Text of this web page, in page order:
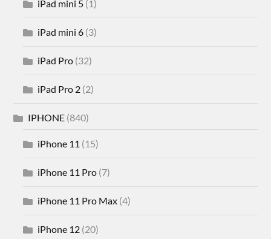
iPad mini 5 (1)
iPad mini 6 (3)
iPad Pro (32)
iPad Pro 2 (2)
IPHONE (840)
iPhone 11 (15)
iPhone 11 Pro (7)
iPhone 11 Pro Max (4)
iPhone 12 (20)